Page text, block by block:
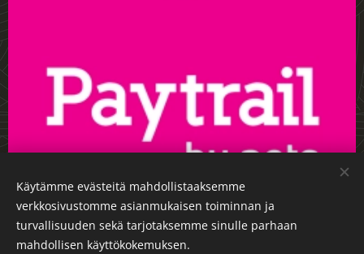
LuotuWebnodella
Käytämme evästeitä mahdollistaaksemme
verkkosivustomme asianmukaisen toiminnan ja
turvallisuuden sekä tarjotaksemme sinulle parhaan
mahdollisen käyttökokemuksen.